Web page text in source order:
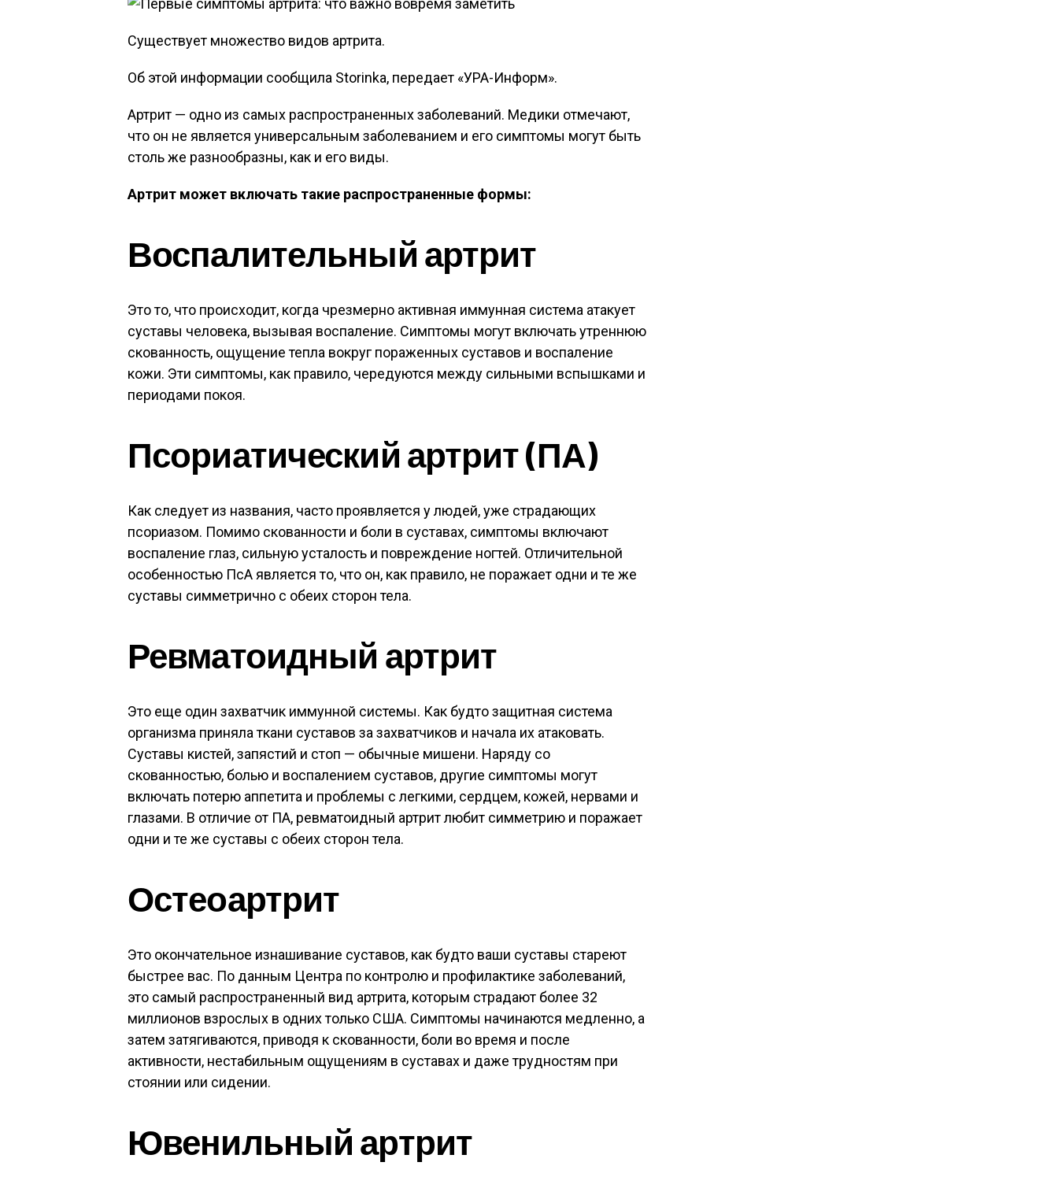
Существует множество видов артрита.
Об этой информации сообщила Storinka, передает «УРА-Информ».
Артрит — одно из самых распространенных заболеваний. Медики отмечают,
что он не является универсальным заболеванием и его симптомы могут быть
столь же разнообразны, как и его виды.
Артрит может включать такие распространенные формы:
Воспалительный артрит
Это то, что происходит, когда чрезмерно активная иммунная система атакует
суставы человека, вызывая воспаление. Симптомы могут включать утреннюю
скованность, ощущение тепла вокруг пораженных суставов и воспаление
кожи. Эти симптомы, как правило, чередуются между сильными вспышками и
периодами покоя.
Псориатический артрит (ПА)
Как следует из названия, часто проявляется у людей, уже страдающих
псориазом. Помимо скованности и боли в суставах, симптомы включают
воспаление глаз, сильную усталость и повреждение ногтей. Отличительной
особенностью ПсА является то, что он, как правило, не поражает одни и те же
суставы симметрично с обеих сторон тела.
Ревматоидный артрит
Это еще один захватчик иммунной системы. Как будто защитная система
организма приняла ткани суставов за захватчиков и начала их атаковать.
Суставы кистей, запястий и стоп — обычные мишени. Наряду со
скованностью, болью и воспалением суставов, другие симптомы могут
включать потерю аппетита и проблемы с легкими, сердцем, кожей, нервами и
глазами. В отличие от ПА, ревматоидный артрит любит симметрию и поражает
одни и те же суставы с обеих сторон тела.
Остеоартрит
Это окончательное изнашивание суставов, как будто ваши суставы стареют
быстрее вас. По данным Центра по контролю и профилактике заболеваний,
это самый распространенный вид артрита, которым страдают более 32
миллионов взрослых в одних только США. Симптомы начинаются медленно, а
затем затягиваются, приводя к скованности, боли во время и после
активности, нестабильным ощущениям в суставах и даже трудностям при
стоянии или сидении.
Ювенильный артрит